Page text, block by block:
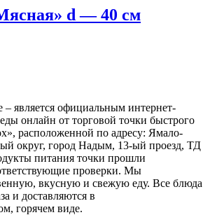
d — 40 см
– является официальным интернет-
онлайн от торговой точки быстрого
расположенной по адресу: Ямало-
округ, город Надым, 13-ый проезд, ТД
питания точки прошли
проверки. Мы
вкусную и свежую еду. Все блюда
и доставляются в
горячем виде.